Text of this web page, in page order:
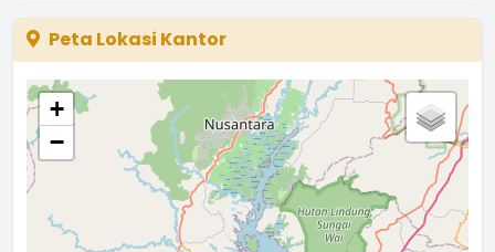
Peta Lokasi Kantor
+
−